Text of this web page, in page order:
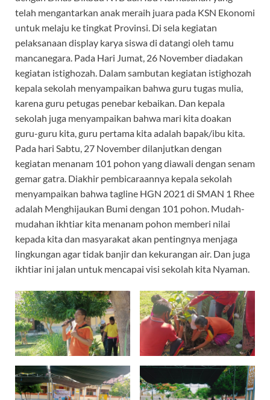
telah mengantarkan anak meraih juara pada KSN Ekonomi
untuk melaju ke tingkat Provinsi. Di sela kegiatan
pelaksanaan display karya siswa di datangi oleh tamu
mancanegara. Pada Hari Jumat, 26 November diadakan
kegiatan istighozah. Dalam sambutan kegiatan istighozah
kepala sekolah menyampaikan bahwa guru tugas mulia,
karena guru petugas penebar kebaikan. Dan kepala
sekolah juga menyampaikan bahwa mari kita doakan
guru-guru kita, guru pertama kita adalah bapak/ibu kita.
Pada hari Sabtu, 27 November dilanjutkan dengan
kegiatan menanam 101 pohon yang diawali dengan senam
gemar gatra. Diakhir pembicaraannya kepala sekolah
menyampaikan bahwa tagline HGN 2021 di SMAN 1 Rhee
adalah Menghijaukan Bumi dengan 101 pohon. Mudah-
mudahan ikhtiar kita menanam pohon memberi nilai
kepada kita dan masyarakat akan pentingnya menjaga
lingkungan agar tidak banjir dan kekurangan air. Dan juga
ikhtiar ini jalan untuk mencapai visi sekolah kita Nyaman.